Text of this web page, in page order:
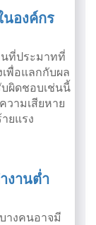
องค์กร
ที่ประมาทที่
พื่อแลกกับผล
ผิดชอบเช่นนี้
วามเสียหาย
ยแรง
งานต่ำ
างคนอาจมี